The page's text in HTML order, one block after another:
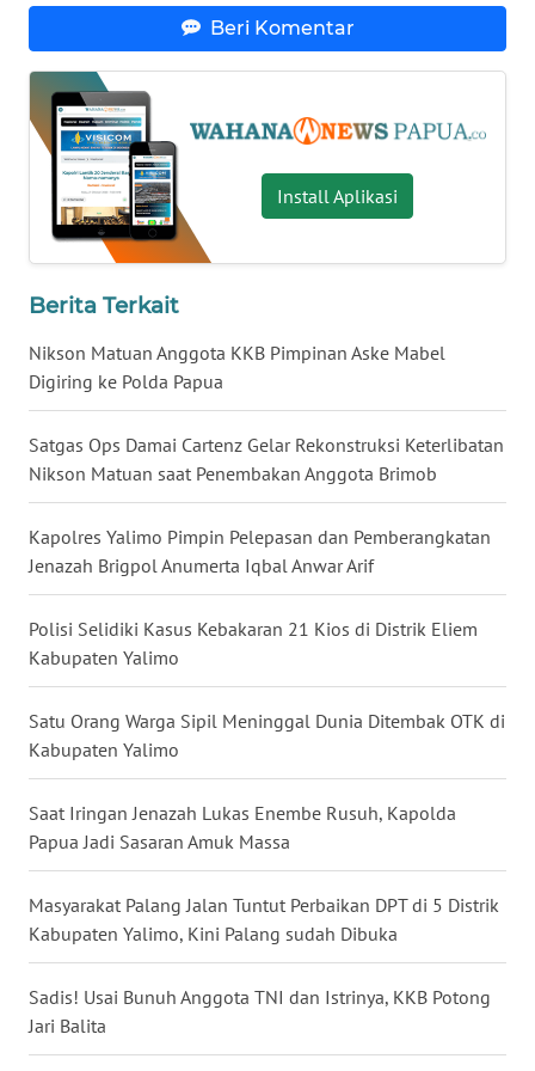
Beri Komentar
Install Aplikasi
Berita Terkait
Nikson Matuan Anggota KKB Pimpinan Aske Mabel
Digiring ke Polda Papua
Satgas Ops Damai Cartenz Gelar Rekonstruksi Keterlibatan
Nikson Matuan saat Penembakan Anggota Brimob
Kapolres Yalimo Pimpin Pelepasan dan Pemberangkatan
Jenazah Brigpol Anumerta Iqbal Anwar Arif
Polisi Selidiki Kasus Kebakaran 21 Kios di Distrik Eliem
Kabupaten Yalimo
Satu Orang Warga Sipil Meninggal Dunia Ditembak OTK di
Kabupaten Yalimo
Saat Iringan Jenazah Lukas Enembe Rusuh, Kapolda
Papua Jadi Sasaran Amuk Massa
Masyarakat Palang Jalan Tuntut Perbaikan DPT di 5 Distrik
Kabupaten Yalimo, Kini Palang sudah Dibuka
Sadis! Usai Bunuh Anggota TNI dan Istrinya, KKB Potong
Jari Balita
WN
WN
JATENG
WN
NUSANTARA
JOGJA
WN
JATIM
WN
BALI
WN
KALBAR
WN
KALTENG
WN
KALTARA
WN
KALSEL
KALTIM
SULSEL